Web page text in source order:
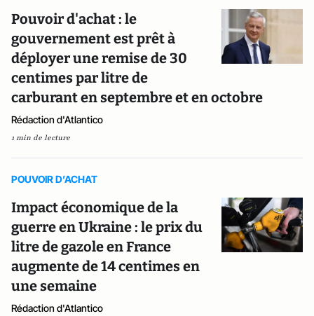
Pouvoir d'achat : le
gouvernement est prêt à
déployer une remise de 30
centimes par litre de
carburant en septembre et en octobre
Rédaction d'Atlantico
1 min de lecture
POUVOIR D’ACHAT
Impact économique de la
guerre en Ukraine : le prix du
litre de gazole en France
augmente de 14 centimes en
une semaine
Rédaction d'Atlantico